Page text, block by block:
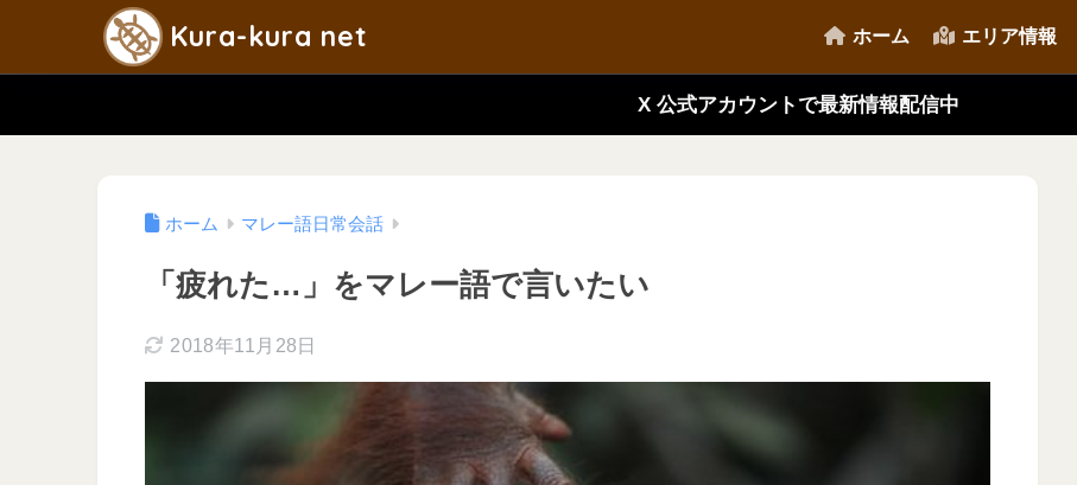
Kura-kura net ホーム エリア情報
X 公式アカウントで最新情報配信中
ホーム マレー語日常会話
「疲れた…」をマレー語で言いたい
2018年11月28日